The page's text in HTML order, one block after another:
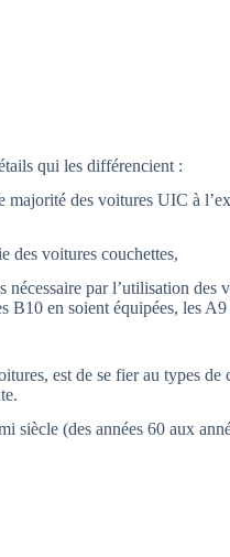
qui les différencient :
des voitures UIC à
des voitures couchettes,
par l’utilisation
en soient équipées, les
est de se fier au types
(des années 60 aux